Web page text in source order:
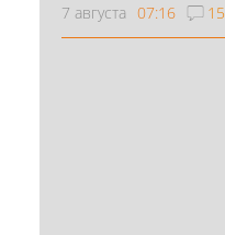
7 августа 07:16 15